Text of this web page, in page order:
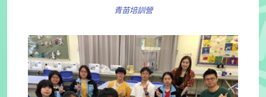
青苗培訓營